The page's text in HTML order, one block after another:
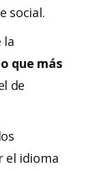
social.
la
que más
de
el idioma